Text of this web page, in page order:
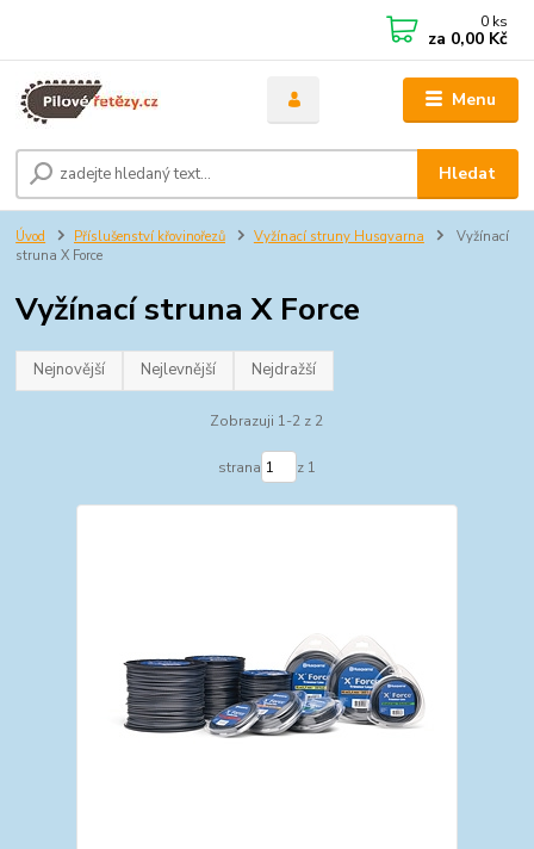
Menu
Hledat
0 ks
za 0,00 Kč
Úvod Příslušenství křovinořezů Vyžínací struny Husqvarna
Vyžínací
struna X Force
Vyžínací struna X Force
Nejnovější Nejlevnější Nejdražší
Zobrazuji 1-2 z 2
strana z 1